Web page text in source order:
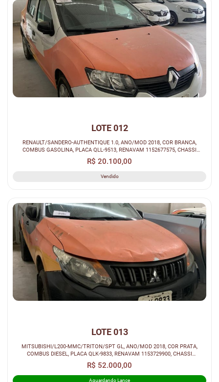
LOTE 012
RENAULT/SANDERO-AUTHENTIQUE 1.0, ANO/MOD 2018, COR BRANCA,
COMBUS GASOLINA, PLACA QLL-9513, RENAVAM 1152677575, CHASSI
93Y5SRF84JJ286518.
R$ 20.100,00
Vendido
LOTE 013
MITSUBISHI/L200-MMC/TRITON/SPT GL, ANO/MOD 2018, COR PRATA,
COMBUS DIESEL, PLACA QLK-9833, RENAVAM 1153729900, CHASSI
93XLJKLITJCJ08031.
R$ 52.000,00
Aguardando Lance